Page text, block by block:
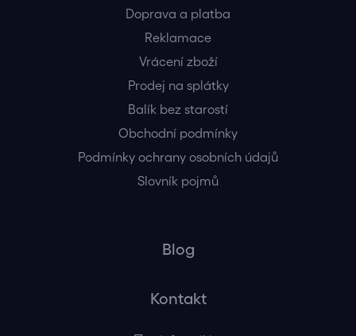
Doprava a platba
Reklamace
Vrácení zboží
Prodej na splátky
Balík bez starostí
Obchodní podmínky
Podmínky ochrany osobních údajů
Slovník pojmů
Blog
Kontakt